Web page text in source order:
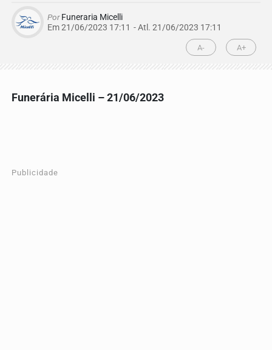
PorFuneraria Micelli
Em 21/06/2023 17:11 - Atl. 21/06/2023 17:11
A- A+
Funerária Micelli – 21/06/2023
Publicidade